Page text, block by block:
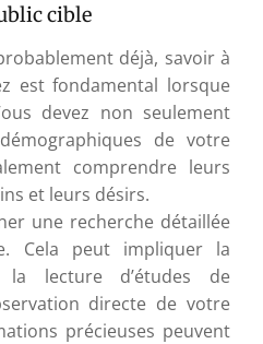
cible
déjà, savoir à
est fondamental lorsque
devez non seulement
de votre
comprendre leurs
et leurs désirs.
une recherche détaillée
Cela peut impliquer la
la lecture d’études de
directe de votre
précieuses peuvent